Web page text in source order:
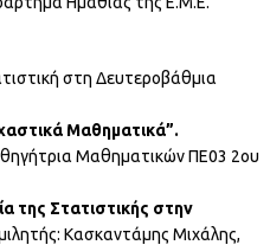
στη Δευτεροβάθμια
Μαθηματικά”.
Μαθηματικών ΠΕ03 2ου
της Στατιστικής στην
Κασκαντάμης Μιχάλης,